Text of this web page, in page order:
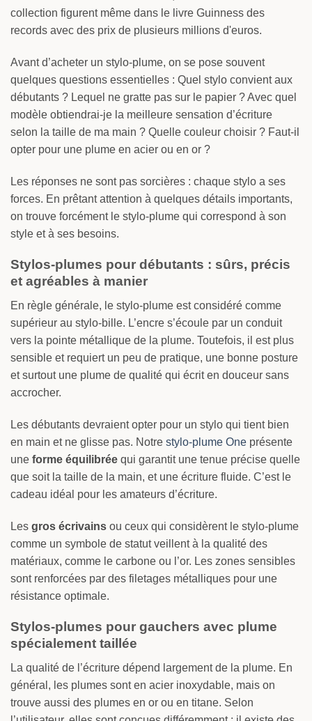
collection figurent même dans le livre Guinness des
records avec des prix de plusieurs millions d'euros.
Avant d’acheter un stylo-plume, on se pose souvent
quelques questions essentielles : Quel stylo convient aux
débutants ? Lequel ne gratte pas sur le papier ? Avec quel
modèle obtiendrai-je la meilleure sensation d’écriture
selon la taille de ma main ? Quelle couleur choisir ? Faut-il
opter pour une plume en acier ou en or ?
Les réponses ne sont pas sorcières : chaque stylo a ses
forces. En prêtant attention à quelques détails importants,
on trouve forcément le stylo-plume qui correspond à son
style et à ses besoins.
Stylos-plumes pour débutants : sûrs, précis
et agréables à manier
En règle générale, le stylo-plume est considéré comme
supérieur au stylo-bille. L’encre s’écoule par un conduit
vers la pointe métallique de la plume. Toutefois, il est plus
sensible et requiert un peu de pratique, une bonne posture
et surtout une plume de qualité qui écrit en douceur sans
accrocher.
Les débutants devraient opter pour un stylo qui tient bien
en main et ne glisse pas. Notre stylo-plume One présente
une forme équilibrée qui garantit une tenue précise quelle
que soit la taille de la main, et une écriture fluide. C’est le
cadeau idéal pour les amateurs d’écriture.
Les gros écrivains ou ceux qui considèrent le stylo-plume
comme un symbole de statut veillent à la qualité des
matériaux, comme le carbone ou l’or. Les zones sensibles
sont renforcées par des filetages métalliques pour une
résistance optimale.
Stylos-plumes pour gauchers avec plume
spécialement taillée
La qualité de l’écriture dépend largement de la plume. En
général, les plumes sont en acier inoxydable, mais on
trouve aussi des plumes en or ou en titane. Selon